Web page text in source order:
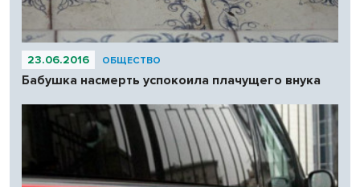
23.06.2016 ОБЩЕСТВО
Бабушка насмерть успокоила плачущего внука